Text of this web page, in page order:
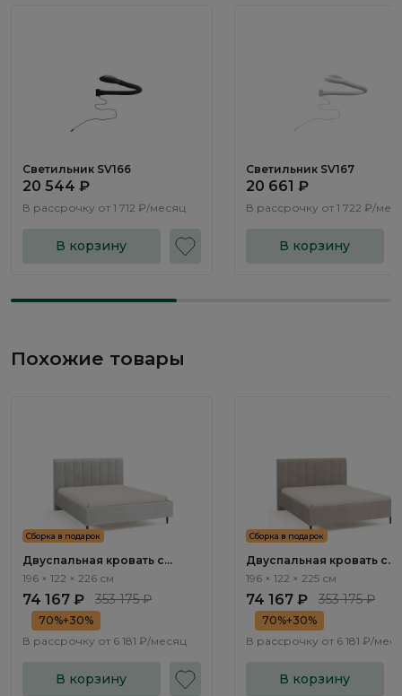
Светильник SV166
20 544 ₽
В рассрочку от 1 712 ₽/месяц
В корзину
Светильник SV167
20 661 ₽
В рассрочку от 1 722 ₽/
В корзину
Похожие товары
Сборка в подарок
Двуспальная кровать с
подъемным механизмом
196 × 122 × 226 см
74 167 ₽ 353 175 ₽
70%+30%
В рассрочку от 6 181 ₽/месяц
В корзину
Сборка в подарок
Двуспальная кровать с
подъемным механизмом
196 × 122 × 225 см
74 167 ₽ 353 175 ₽
70%+30%
В рассрочку от 6 181 ₽/
В корзину